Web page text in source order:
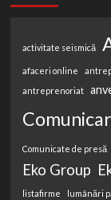
activitate seismică
afaceri online
antreprenoriat
Comunicate de presă
Eko Group
listafirme lumânări